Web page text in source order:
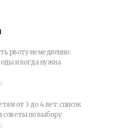
рвоту немедленно:
и когда нужна
от 3 до 4 лет: список
советы по выбору